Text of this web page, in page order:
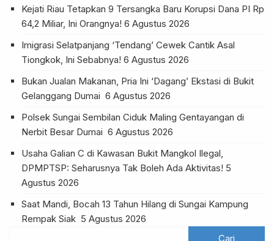
Kejati Riau Tetapkan 9 Tersangka Baru Korupsi Dana PI Rp
64,2 Miliar, Ini Orangnya! 6 Agustus 2026
Imigrasi Selatpanjang ‘Tendang’ Cewek Cantik Asal
Tiongkok, Ini Sebabnya! 6 Agustus 2026
Bukan Jualan Makanan, Pria Ini ‘Dagang’ Ekstasi di Bukit
Gelanggang Dumai 6 Agustus 2026
Polsek Sungai Sembilan Ciduk Maling Gentayangan di
Nerbit Besar Dumai 6 Agustus 2026
Usaha Galian C di Kawasan Bukit Mangkol Ilegal,
DPMPTSP: Seharusnya Tak Boleh Ada Aktivitas! 5
Agustus 2026
Saat Mandi, Bocah 13 Tahun Hilang di Sungai Kampung
Rempak Siak 5 Agustus 2026